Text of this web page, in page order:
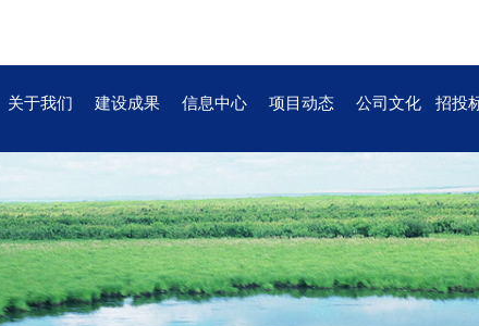
关于我们 建设成果 信息中心 项目动态 公司文化 招投